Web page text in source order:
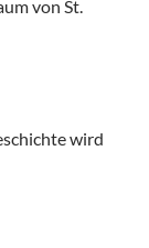
von St.
wird